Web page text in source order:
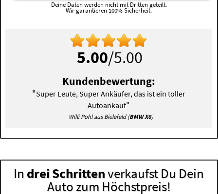
Deine Daten werden nicht mit Dritten geteilt.
Wir garantieren 100% Sicherheit.
5.00/5.00
Kundenbewertung:
"Super Leute, Super Ankäufer, das ist ein toller
Autoankauf"
Willi Pohl aus Bielefeld (BMW X6)
In drei Schrittenverkaufst Du Dein
Auto zum Höchstpreis!